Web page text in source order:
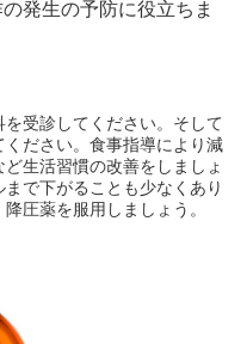
発生の予防に役立ちま
受診してください。そして
ださい。食事指導により減
生活習慣の改善をしましょ
で下がることも少なくあり
圧薬を服用しましょう。